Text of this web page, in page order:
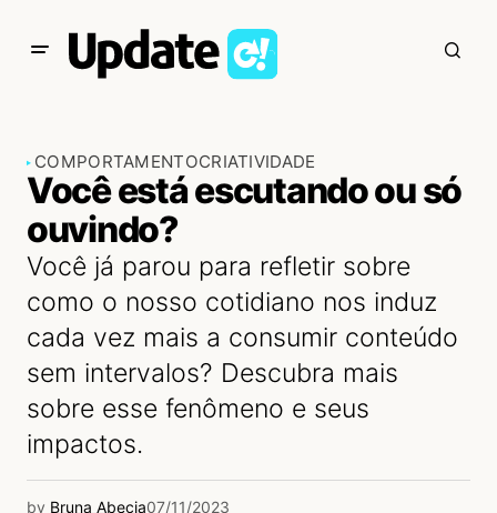
COMPORTAMENTOCRIATIVIDADE
Você está escutando ou só
ouvindo?
Você já parou para refletir sobre
como o nosso cotidiano nos induz
cada vez mais a consumir conteúdo
sem intervalos? Descubra mais
sobre esse fenômeno e seus
impactos.
by Bruna Abecia07/11/2023